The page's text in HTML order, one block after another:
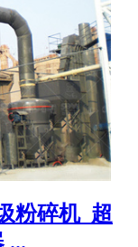
粉碎机_超